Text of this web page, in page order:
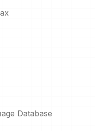
Database